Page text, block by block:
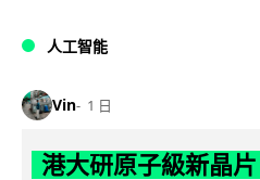
人工智能
Vin 1 日
港大研原子級新晶